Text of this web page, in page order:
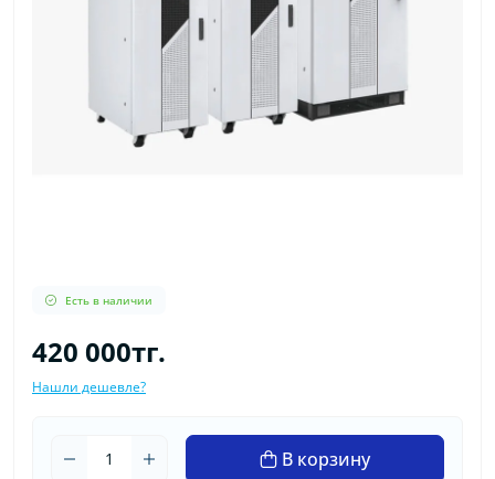
Есть в наличии
420 000тг.
Нашли дешевле?
В корзину